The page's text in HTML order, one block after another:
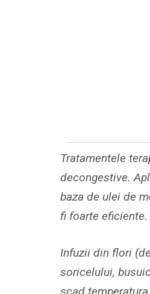
Tratamentele
decongestive.
baza de ulei de
fi foarte
Infuzii din flori
soricelului,